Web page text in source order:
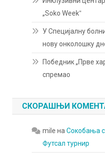
„Soko Weekˮ
У Специјалну
нову онколошку
Победник „Прве
спремао
СКОРАШЊИ
mile наСокобања
Футсал турнир